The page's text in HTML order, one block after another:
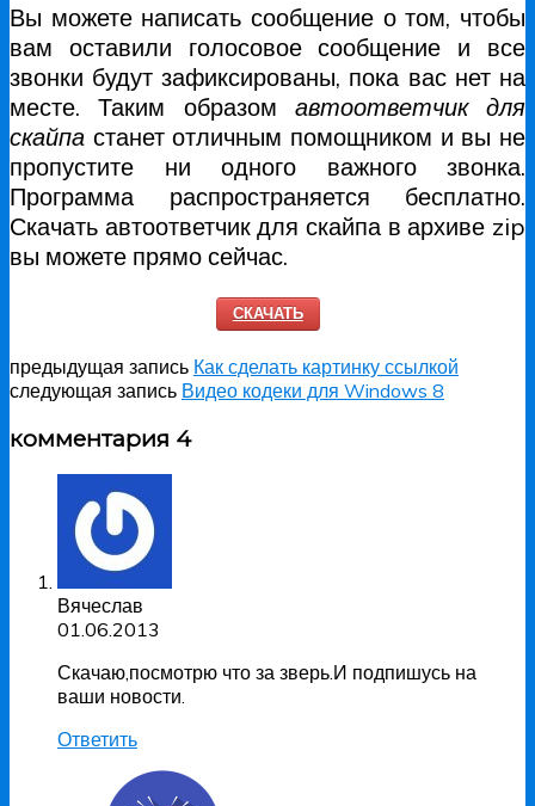
Вы можете написать сообщение о том, чтобы
вам оставили голосовое сообщение и все
звонки будут зафиксированы, пока вас нет на
месте. Таким образом автоответчик для
скайпа станет отличным помощником и вы не
пропустите ни одного важного звонка.
Программа распространяется бесплатно.
Скачать автоответчик для скайпа в архиве zip
вы можете прямо сейчас.
СКАЧАТЬ
предыдущая запись Как сделать картинку ссылкой
следующая запись Видео кодеки для Windows 8
комментария 4
Вячеслав
01.06.2013
Скачаю,посмотрю что за зверь.И подпишусь на
ваши новости.
Ответить